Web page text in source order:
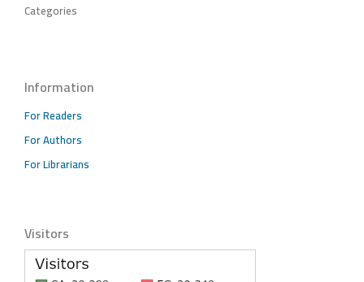
Categories
Information
For Readers
For Authors
For Librarians
Visitors